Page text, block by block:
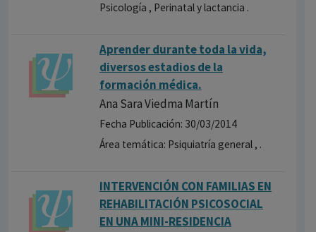
Psicología , Perinatal y lactancia .
Aprender durante toda la vida,
diversos estadios de la
formación médica.
Ana Sara Viedma Martín
Fecha Publicación: 30/03/2014
Área temática: Psiquiatría general , .
INTERVENCIÓN CON FAMILIAS EN
REHABILITACIÓN PSICOSOCIAL
EN UNA MINI-RESIDENCIA